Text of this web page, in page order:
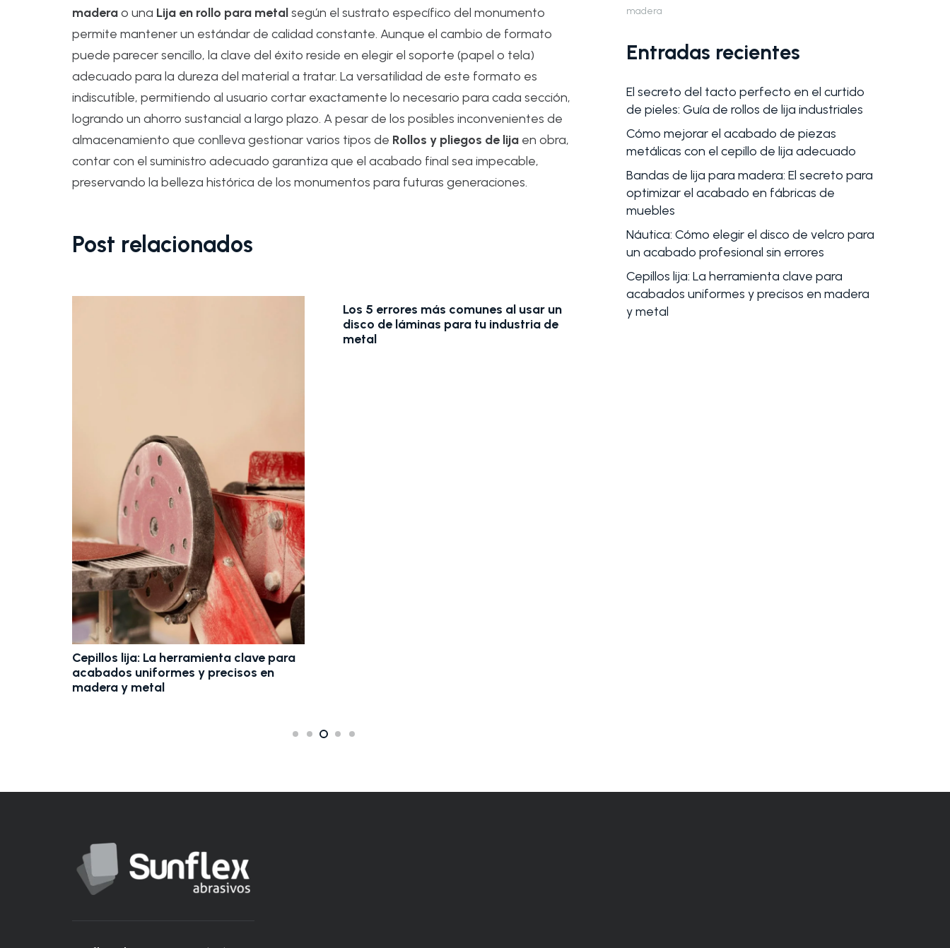
maderao una Lija en rollo para metalsegún el sustrato específico del monumento
permite mantener un estándar de calidad constante. Aunque el cambio de formato
puede parecer sencillo, la clave del éxito reside en elegir el soporte (papel o tela)
adecuado para la dureza del material a tratar. La versatilidad de este formato es
indiscutible, permitiendo al usuario cortar exactamente lo necesario para cada sección,
logrando un ahorro sustancial a largo plazo. A pesar de los posibles inconvenientes de
almacenamiento que conlleva gestionar varios tipos de Rollos y pliegos de lija en obra,
contar con el suministro adecuado garantiza que el acabado final sea impecable,
preservando la belleza histórica de los monumentos para futuras generaciones.
Post relacionados
Cepillos lija: La herramienta clave para
acabados uniformes y precisos en
madera y metal
Los 5 errores más comunes al usar un
disco de láminas para tu industria de
metal
Ventajas de utilizar lija con velcro en el
madera
Entradas recientes
El secreto del tacto perfecto en el curtido
de pieles: Guía de rollos de lija industriales
Cómo mejorar el acabado de piezas
metálicas con el cepillo de lija adecuado
Bandas de lija para madera: El secreto para
optimizar el acabado en fábricas de
muebles
Náutica: Cómo elegir el disco de velcro para
un acabado profesional sin errores
Cepillos lija: La herramienta clave para
acabados uniformes y precisos en madera
y metal